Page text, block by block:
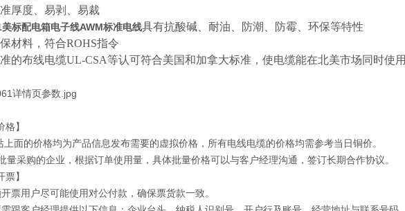
厚度、易剥、易裁
标配电箱电子线AWM标准电线具有抗酸碱、耐油、防潮、防霉、环保等特性
材料，符合ROHS指令
的布线电缆UL-CSA等认可符合美国和加拿大标准，使电缆能在北美市场同时使用
格】
上面的价格均为产品信息发布需要的虚拟价格，所有电线电缆的价格均需参考当日铜价。
量采购的企业，根据订单使用量，具体批量价格可以与客户经理沟通，签订长期合作协议。
票】
票用户尽可能使用对公付款，确保票货款一致。